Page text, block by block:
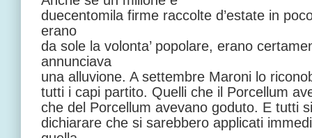
duecentomila firme raccolte d’estate in
erano
da sole la volonta’ popolare, erano
annunciava
una alluvione. A settembre Maroni lo
tutti i capi partito. Quelli che il Porcellum
che del Porcellum avevano goduto. E tutti
dichiarare che si sarebbero applicati